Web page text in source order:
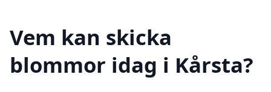
Vem kan skicka
blommor idag i Kårsta?